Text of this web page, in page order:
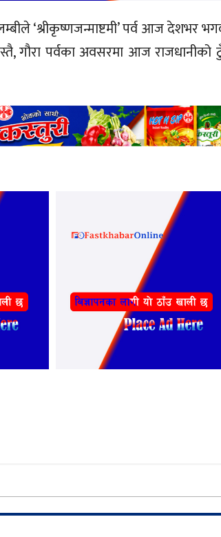
‘श्रीकृष्णजन्माष्टमी’ पर्व आज देशभर
गौरा पर्वका अवसरमा आज